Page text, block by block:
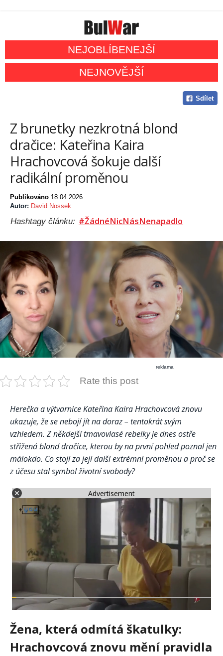
NEJOBLÍBENEJŠÍ
NEJNOVĚJŠÍ
Sdílet
Z brunetky nezkrotná blond
dračice: Kateřina Kaira
Hrachovcová šokuje další
radikální proměnou
Publikováno 18.04.2026
Autor: David Nossek
Hashtagy článku: #ŽádnéNicNásNenapadlo
reklama
Rate this post
Herečka a výtvarnice Kateřina Kaira Hrachovcová znovu
ukazuje, že se nebojí jít na doraz – tentokrát svým
vzhledem. Z někdejší tmavovlasé rebelky je dnes ostře
střižená blond dračice, kterou by na první pohled poznal jen
málokdo. Co stojí za její další extrémní proměnou a proč se
z účesu stal symbol životní svobody?
Advertisement
Žena, která odmítá škatulky:
Hrachovcová znovu mění pravidla